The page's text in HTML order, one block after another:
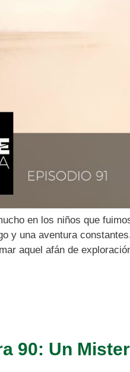
en los niños que
y una aventura
aquel afán de
90: Un